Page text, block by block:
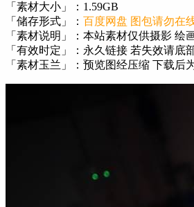
「素材大小」：1.59GB
「储存形式」： 百度网盘 图包请勿在
「素材说明」：本站素材仅供摄影 绘
「有效时定」：永久链接 若失效请底
「素材玉兰」：预览图经压缩 下载后